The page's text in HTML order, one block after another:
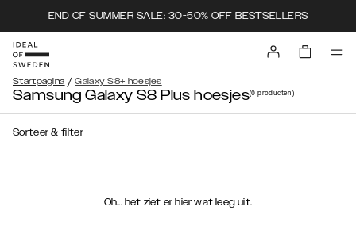
END OF SUMMER SALE: 30-50% OFF BESTSELLERS
Startpagina / Galaxy S8+ hoesjes
Samsung Galaxy S8 Plus hoesjes(0producten)
Sorteer & filter
Oh... het ziet er hier wat leeg uit.